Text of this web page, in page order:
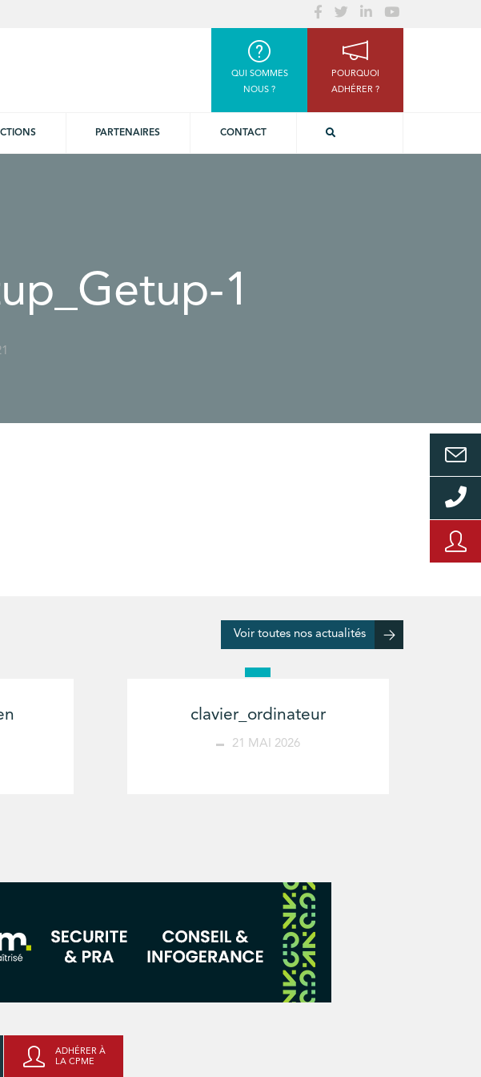
QUI SOMMES
NOUS ?
POURQUOI
ADHÉRER ?
PARTENAIRES CONTACT
1
Voir toutes nos actualités
clavier_ordinateur
21 MAI 2026
ADHÉRER À
LA CPME